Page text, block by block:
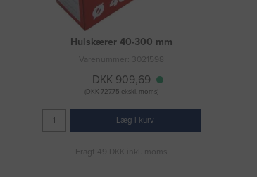
Hulskærer 40-300 mm
Varenummer: 3021598
DKK 909,69
(DKK 727,75 ekskl. moms)
Læg i kurv
Fragt 49 DKK inkl. moms